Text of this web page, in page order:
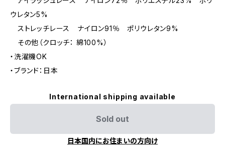
ウレタン5%
ストレッチレース ナイロン91％ ポリウレタン9%
その他（クロッチ： 綿100%）
・洗濯機OK
・ブランド：日本
International shipping available
Sold out
日本国内にお住まいの方向け